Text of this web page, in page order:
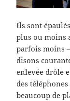
Ils sont
plus ou moins
parfois moins
disons
enlevée drôle
des
beaucoup de